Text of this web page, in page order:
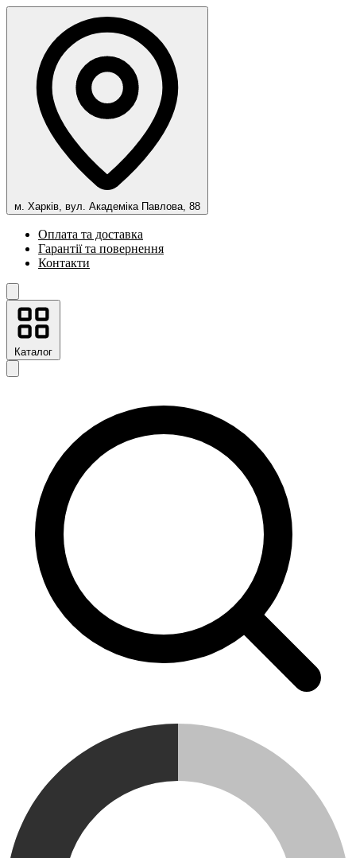
м. Харків, вул. Академіка Павлова, 88
Оплата та доставка
Гарантії та повернення
Контакти
Каталог